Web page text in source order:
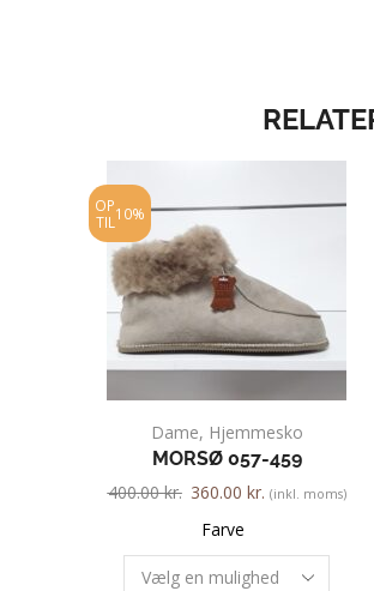
OP
TIL 10%
Dame, Hjemmesko
MORSØ 057-459
400.00kr. 360.00 kr. (inkl. moms)
Farve